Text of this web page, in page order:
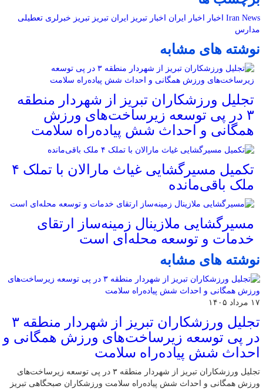
Iran News اخبار اخبار ایران اخبار تبریز ایران تبریز تبریز خبرلری تعطیلی
مدارس
نوشته های مشابه
تجلیل ورزشکاران تبریز از شهردار منطقه
۳ در پی توسعه زیرساخت‌های ورزش
همگانی و احداث شش پیاده‌راه سلامت
تکمیل مسیرگشایی غیاث مارالان با تملک ۴
ملک باقی‌مانده
مسیرگشایی ملازینال زمینه‌ساز ارتقای
خدمات و توسعه محله‌ای است
نوشته های مشابه
۱۷ مرداد ۱۴۰۵
تجلیل ورزشکاران تبریز از شهردار منطقه ۳
در پی توسعه زیرساخت‌های ورزش همگانی و
احداث شش پیاده‌راه سلامت
تجلیل ورزشکاران تبریز از شهردار منطقه ۳ در پی توسعه زیرساخت‌های
ورزش همگانی و احداث شش پیاده‌راه سلامت ورزشکاران صبحگاهی تبریز